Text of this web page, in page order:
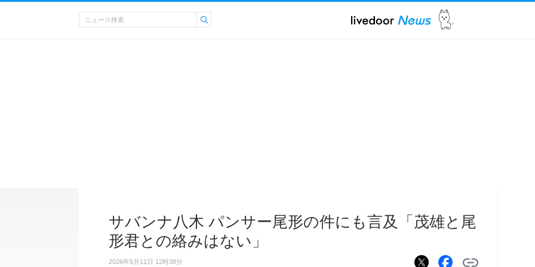
サバンナ八木 パンサー尾形の件にも言及「茂雄と尾
形君との絡みはない」
2026年5月11日 12時38分